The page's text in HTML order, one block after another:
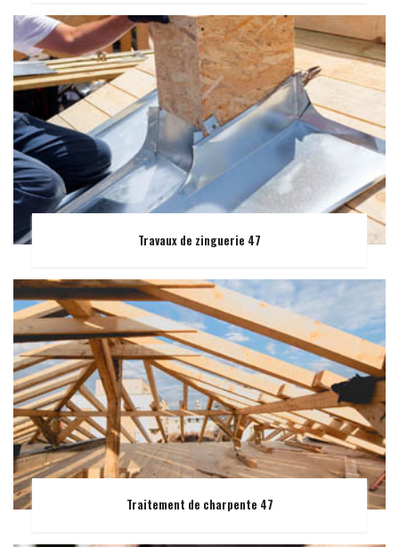
Travaux de zinguerie 47
Traitement de charpente 47